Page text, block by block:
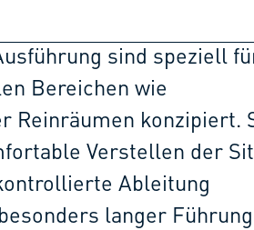
sind speziell
Bereichen wie
Reinräumen konzipiert.
Verstellen der
Ableitung
langer